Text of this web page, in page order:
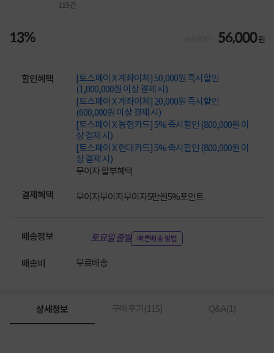
115건
13% 56,000원
할인혜택
[토스페이 X 계좌이체] 50,000원 즉시할인
(1,000,000원 이상 결제 시)
[토스페이 X 계좌이체] 20,000원 즉시할인
(600,000원 이상 결제 시)
[토스페이 X 농협카드] 5% 즉시할인 (800,000원 이
상 결제 시)
[토스페이 X 현대카드] 5% 즉시할인 (800,000원 이
상 결제 시)
무이자 할부혜택
결제혜택 무이자무이자무이자5만원5%포인트
배송정보 토요일 출발 빠른배송 방법
배송비 무료배송
상세정보 구매후기(115) Q&A(1)